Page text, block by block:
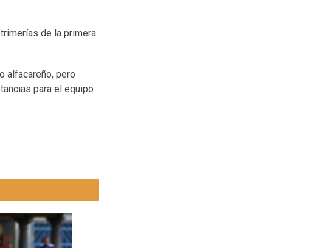
de la primera
alfacareño, pero
para el equipo